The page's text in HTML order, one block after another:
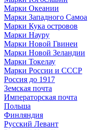
Марки Океании
Марки Западного Самоа
Марки Кука островов
Марки Науру
Марки Новой Гвинеи
Марки Новой Зеландии
Марки Токелау
Марки России и СССР
Россия до 1917
Земская почта
Императорская почта
Польша
Финляндия
Русский Левант